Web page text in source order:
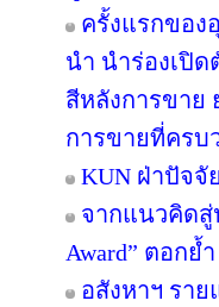
ครั้งแรกของ
นำ นำร่องเปิด
สีหลังการขา
การขายที่ครบ
KUN ฝ่าปัจจั
จากแนวคิดสู่
Award” ตอก
อสังหาฯ ราย